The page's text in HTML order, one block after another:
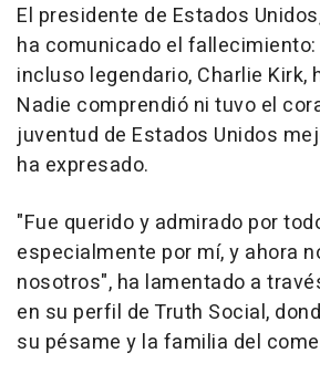
El presidente de Estados
ha comunicado el fallecimiento:
incluso legendario, Charlie Kirk,
Nadie comprendió ni tuvo el
juventud de Estados Unidos
ha expresado.
"Fue querido y admirado por
especialmente por mí, y ahora
nosotros", ha lamentado a
en su perfil de Truth Social,
su pésame y la familia del